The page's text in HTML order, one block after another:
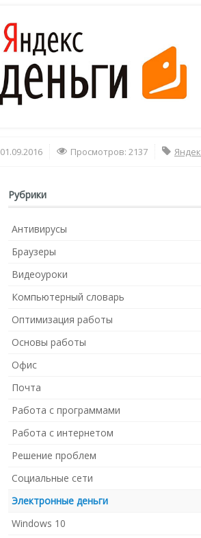
01.09.2016 Просмотров: 2137
Рубрики
Антивирусы
Браузеры
Видеоуроки
Компьютерный словарь
Оптимизация работы
Основы работы
Офис
Почта
Работа с программами
Работа с интернетом
Решение проблем
Социальные сети
Электронные деньги
Windows 10